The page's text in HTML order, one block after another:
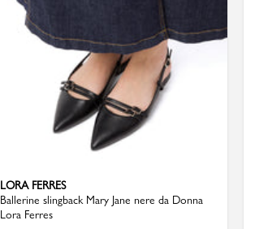
LORA FERRES
Ballerine slingback Mary Jane nere da Donna
Lora Ferres